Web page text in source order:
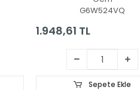
G6W524VQ
1.948,61 TL
Sepete Ekle